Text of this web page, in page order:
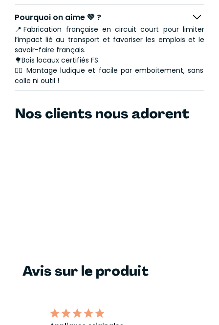
Nos appliques comprennent le système électrique
nécessaire : support métallique et raccordement
électrique.
Choix de l’ampoule : Culot E14, entre 4 et 9W LED
recommandé.
Pourquoi on aime 💚 ?
📍Fabrication française en circuit court pour limiter
l’impact lié au transport et favoriser les emplois et le
savoir-faire français.
🌳Bois locaux certifiés FS
👌🏻 Montage ludique et facile par emboitement, sans
colle ni outil !
Nos clients nous adorent
Avis sur le produit